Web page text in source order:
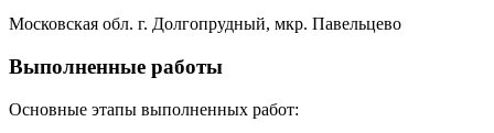
Московская обл. г. Долгопрудный, мкр. Павельцево
Выполненные работы
Основные этапы выполненных работ: